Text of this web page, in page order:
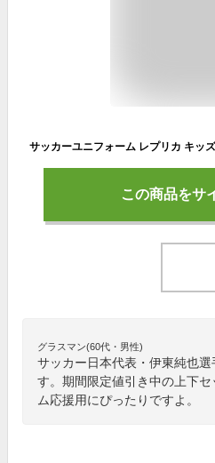
この商品をサ
グラスマン(60代・男性)
サッカー日本代表・伊東純也
す。期間限定値引き中の上下
ム応援用にぴったりですよ。